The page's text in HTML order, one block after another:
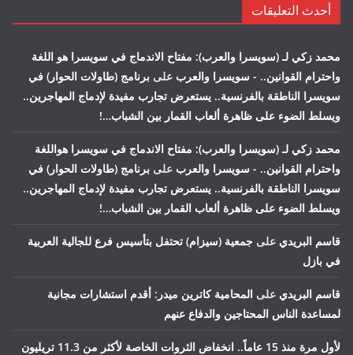
أحدث التعليقات
محمد زكي لـ (سويسرا والعرب): مفتاح الاندماج في سويسرا هو اللغة
واحترام القوانين.. - سويسرا والعرب على برنامج (طاولات الحوار) في
سويسرا الناطقة بالفرنسية.. يستعرض تجارب مفيدة لإدماج المهاجرين..
ويسلط الضوء على ظاهرة ألعاب القمار بين الشباب…!
محمد زكي لـ (سويسرا والعرب): مفتاح الاندماج في سويسرا هواللغة
واحترام القوانين.. - سويسرا والعرب على برنامج (طاولات الحوار) في
سويسرا الناطقة بالفرنسية.. يستعرض تجارب مفيدة لإدماج المهاجرين..
ويسلط الضوء على ظاهرة ألعاب القمار بين الشباب…!
قاسم البريدي على جمعية (سيزام) تحتفل بتأسيس فرع للجالية العربية
في بازل
قاسم البريدي على المحامية كاترين ميدر: أقدم استشارات مجانية
لمساعدة الناس المحتاجين والدفاع عنهم
لأول مرة منذ 15 عاماً.. انخفاض الثروات الخاصة لأكثر من 11.3 تريليون